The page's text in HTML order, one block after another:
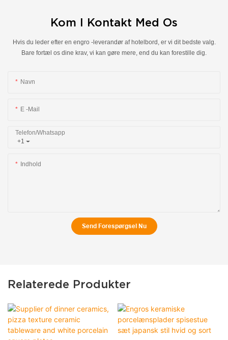
Kom I Kontakt Med Os
Hvis du leder efter en engro -leverandør af hotelbord, er vi dit bedste valg.
Bare fortæl os dine krav, vi kan gøre mere, end du kan forestille dig.
Navn
E -mail
+1
Telefon/whatsapp
Indhold
Send Forespørgsel Nu
Relaterede Produkter